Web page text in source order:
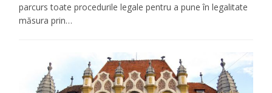
parcurs toate procedurile legale pentru a pune în legalitate
măsura prin…